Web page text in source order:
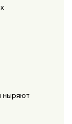
ныряют